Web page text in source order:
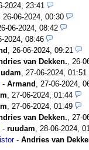
2024, 23:41
26-06-2024, 00:30
06-2024, 08:42
2024, 08:46
, 26-06-2024, 09:21
van Dekken., 26-
, 27-06-2024, 01:51
- Armand , 27-06-2024,
, 27-06-2024, 01:44
, 27-06-2024, 01:49
van Dekken., 27-
- ruudam, 28-06-2024,
- Andries van